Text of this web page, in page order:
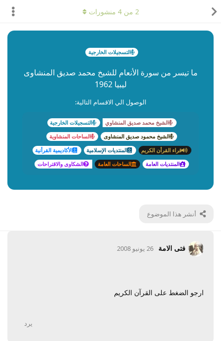
التسجيلات الخارجية
ما تيسر من سورة الأنعام للشيخ محمد صديق المنشاوى
ليبيا 1962
الوصول الي الاقسام التالية:
الشيخ محمد صديق المنشاوي
التسجيلات الخارجية
الشيخ محمود صديق المنشاوى
الساحات المنشاوية
قراء القرأن الكريم
المنتديات الإسلامية
الأكاديمية القرأنية
المنتديات العامة
الساحات العامة الشكاوى والاقتراحات
أنشر هذا الموضوع
2 من4 منشورات
فتى الامة 26 يونيو 2008
ارجو الضغط على القرآن الكريم
يرد